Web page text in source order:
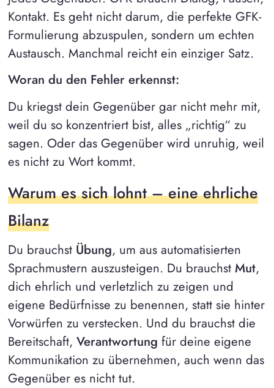
Kontakt. Es geht nicht darum, die perfekte GFK-
Formulierung abzuspulen, sondern um echten
Austausch. Manchmal reicht ein einziger Satz.
Woran du den Fehler erkennst:
Du kriegst dein Gegenüber gar nicht mehr mit,
weil du so konzentriert bist, alles „richtig“ zu
sagen. Oder das Gegenüber wird unruhig, weil
es nicht zu Wort kommt.
Warum es sich lohnt – eine ehrliche
Bilanz
Du brauchst Übung, um aus automatisierten
Sprachmustern auszusteigen. Du brauchst Mut,
dich ehrlich und verletzlich zu zeigen und
eigene Bedürfnisse zu benennen, statt sie hinter
Vorwürfen zu verstecken. Und du brauchst die
Bereitschaft, Verantwortung für deine eigene
Kommunikation zu übernehmen, auch wenn das
Gegenüber es nicht tut.